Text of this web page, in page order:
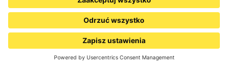
Roleta na balkon/markiza pionowa | 160 x 140 cm,
pomarańczowy